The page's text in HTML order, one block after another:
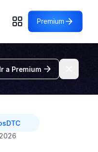
Premium
Ir a Premium